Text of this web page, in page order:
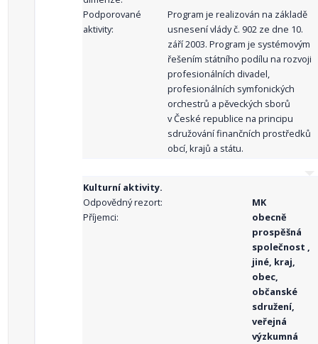
Podporované
aktivity:
Program je realizován na základě
usnesení vlády č. 902 ze dne 10.
září 2003. Program je systémovým
řešením státního podílu na rozvoji
profesionálních divadel,
profesionálních symfonických
orchestrů a pěveckých sborů
v České republice na principu
sdružování finančních prostředků
obcí, krajů a státu.
Kulturní aktivity.
Odpovědný rezort:
MK
Příjemci:
obecně
prospěšná
společnost ,
jiné, kraj,
obec,
občanské
sdružení,
veřejná
výzkumná